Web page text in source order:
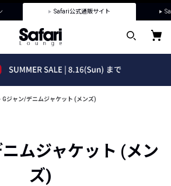
Safari公式通販サイト
Gジャン/デニムジャケット (メンズ)
ムジャケット (メン
ズ)